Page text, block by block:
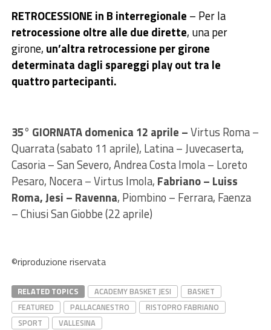
RETROCESSIONE in B interregionale – Per la
retrocessione oltre alle due dirette, una per
girone, un’altra retrocessione per girone
determinata dagli spareggi play out tra le
quattro partecipanti.
35° GIORNATA domenica 12 aprile –Virtus Roma –
Quarrata (sabato 11 aprile), Latina – Juvecaserta,
Casoria – San Severo, Andrea Costa Imola – Loreto
Pesaro, Nocera – Virtus Imola, Fabriano – Luiss
Roma, Jesi – Ravenna, Piombino – Ferrara, Faenza
– Chiusi San Giobbe (22 aprile)
©riproduzione riservata
RELATED TOPICS ACADEMY BASKET JESI
BASKET
FEATURED
PALLACANESTRO
RISTOPRO FABRIANO
SPORT
VALLESINA